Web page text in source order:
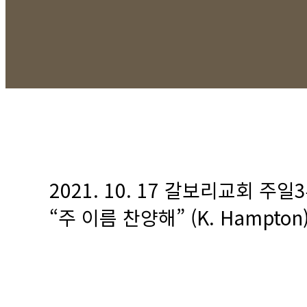
2021. 10. 17 갈보리교회 주일
“주 이름 찬양해” (K.